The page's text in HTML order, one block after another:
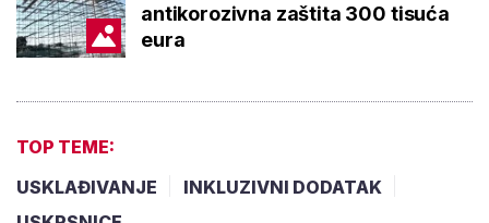
antikorozivna zaštita 300 tisuća
eura
TOP TEME:
USKLAĐIVANJE
INKLUZIVNI DODATAK